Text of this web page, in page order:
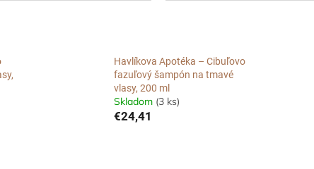
Havlíkova Apotéka – Cibuľovo
fazuľový šampón na tmavé
vlasy, 200 ml
Skladom (3 ks)
€24,41